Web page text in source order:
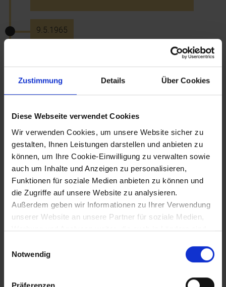
Zustimmung Details Über Cookies
Diese Webseite verwendet Cookies
Wir verwenden Cookies, um unsere Website sicher zu
gestalten, Ihnen Leistungen darstellen und anbieten zu
können, um Ihre Cookie-Einwilligung zu verwalten sowie
auch um Inhalte und Anzeigen zu personalisieren,
Funktionen für soziale Medien anbieten zu können und
die Zugriffe auf unsere Website zu analysieren.
Außerdem geben wir Informationen zu Ihrer Verwendung
unserer Website an unsere Partner für soziale Medien,
Werbung und Analysen weiter, die auch in Ländern sind,
gegeben ist, und in denen Sie Ihre Rechte uU nicht
effektiv durchsetzen können. Unsere Partner führen
diese Informationen möglicherweise mit weiteren Daten
Notwendig
9.5.1965
Wahl von Franz Jonas zum
13.6.1965
Überschwemmungen der Donau
ÖVP) zum Landeshauptmann von